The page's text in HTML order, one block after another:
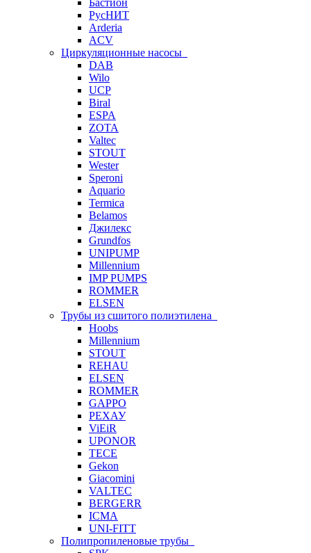
Бастион
РусНИТ
Arderia
ACV
Циркуляционные насосы
DAB
Wilo
UCP
Biral
ESPA
ZOTA
Valtec
STOUT
Wester
Speroni
Aquario
Termica
Belamos
Джилекс
Grundfos
UNIPUMP
Millennium
IMP PUMPS
ROMMER
ELSEN
Трубы из сшитого полиэтилена
Hoobs
Millennium
STOUT
REHAU
ELSEN
ROMMER
GAPPO
РЕХАУ
ViEiR
UPONOR
TECE
Gekon
Giacomini
VALTEC
BERGERR
ICMA
UNI-FITT
Полипропиленовые трубы